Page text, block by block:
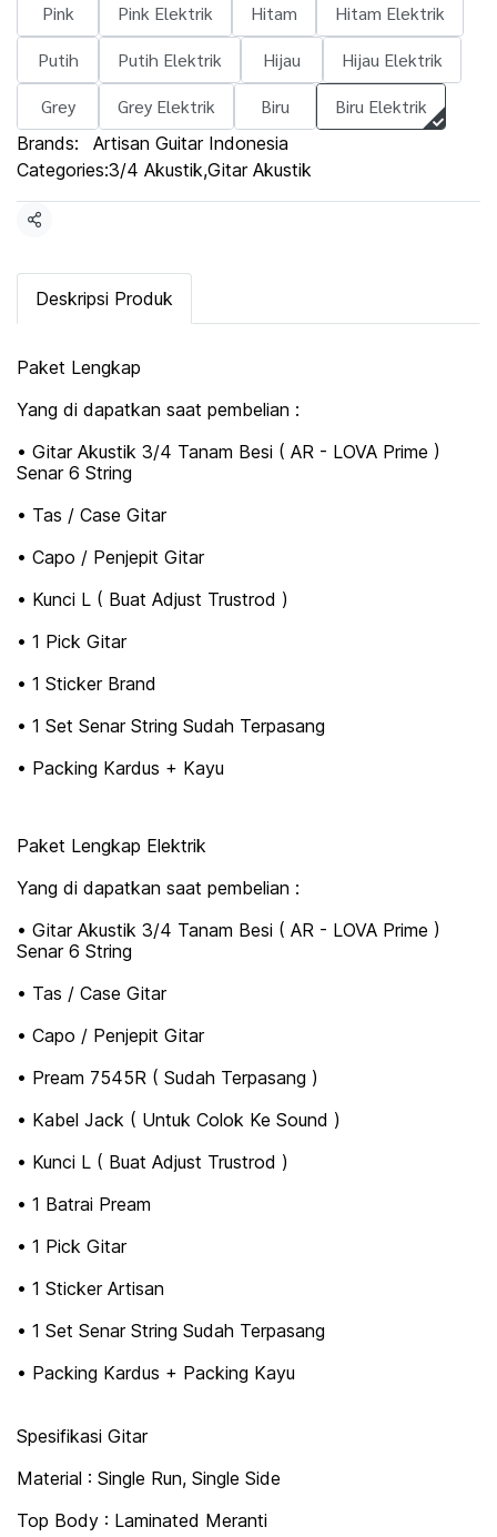
Pink Pink Elektrik Hitam
Hitam Elektrik
Putih
Putih Elektrik Hijau
Hijau Elektrik
Grey
Grey Elektrik Biru Biru Elektrik
Brands:
Artisan Guitar Indonesia
Categories:3/4 Akustik,Gitar Akustik
Share
Deskripsi Produk
Paket Lengkap
Yang di dapatkan saat pembelian :
• Gitar Akustik 3/4 Tanam Besi ( AR - LOVA Prime )
Senar 6 String
• Tas / Case Gitar
• Capo / Penjepit Gitar
• Kunci L ( Buat Adjust Trustrod )
• 1 Pick Gitar
• 1 Sticker Brand
• 1 Set Senar String Sudah Terpasang
• Packing Kardus + Kayu
Paket Lengkap Elektrik
Yang di dapatkan saat pembelian :
• Gitar Akustik 3/4 Tanam Besi ( AR - LOVA Prime )
Senar 6 String
• Tas / Case Gitar
• Capo / Penjepit Gitar
• Pream 7545R ( Sudah Terpasang )
• Kabel Jack ( Untuk Colok Ke Sound )
• Kunci L ( Buat Adjust Trustrod )
• 1 Batrai Pream
• 1 Pick Gitar
• 1 Sticker Artisan
• 1 Set Senar String Sudah Terpasang
• Packing Kardus + Packing Kayu
Spesifikasi Gitar
Material : Single Run, Single Side
Top Body : Laminated Meranti